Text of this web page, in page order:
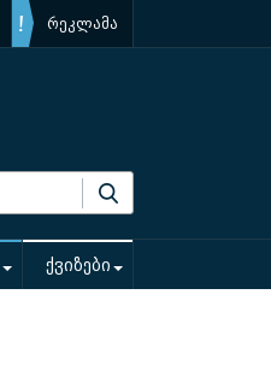
რეკლამა
ქვიზები